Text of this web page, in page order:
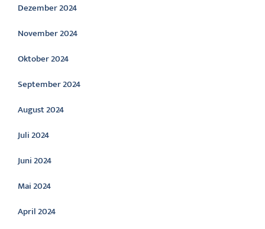
Dezember 2024
November 2024
Oktober 2024
September 2024
August 2024
Juli 2024
Juni 2024
Mai 2024
April 2024